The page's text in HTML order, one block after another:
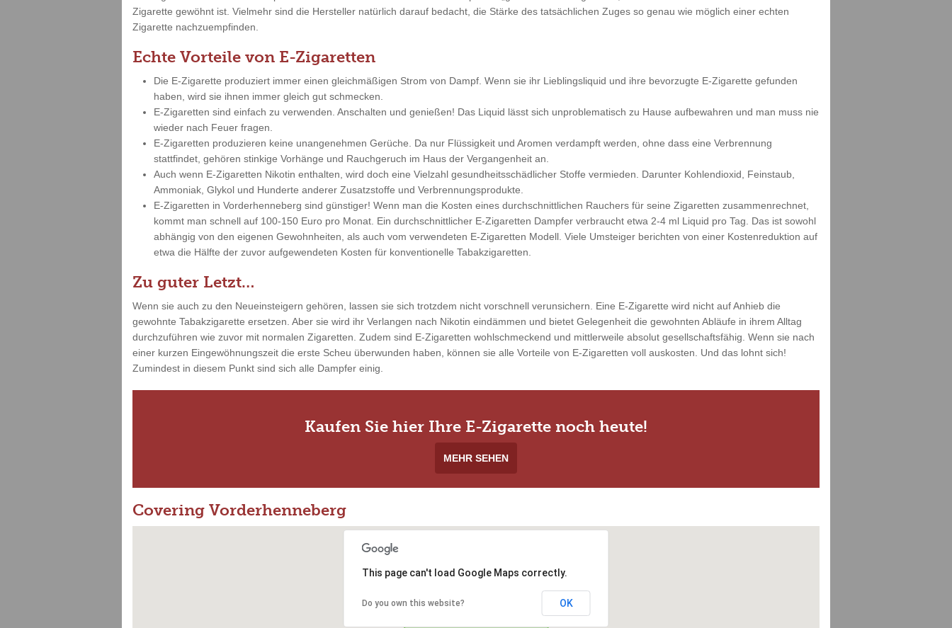
Zigarette gewöhnt ist. Vielmehr sind die Hersteller natürlich darauf bedacht, die Stärke des tatsächlichen Zuges so genau wie möglich einer echten
Zigarette nachzuempfinden.
Echte Vorteile von E-Zigaretten
Die E-Zigarette produziert immer einen gleichmäßigen Strom von Dampf. Wenn sie ihr Lieblingsliquid und ihre bevorzugte E-Zigarette gefunden
haben, wird sie ihnen immer gleich gut schmecken.
E-Zigaretten sind einfach zu verwenden. Anschalten und genießen! Das Liquid lässt sich unproblematisch zu Hause aufbewahren und man muss nie
wieder nach Feuer fragen.
E-Zigaretten produzieren keine unangenehmen Gerüche. Da nur Flüssigkeit und Aromen verdampft werden, ohne dass eine Verbrennung
stattfindet, gehören stinkige Vorhänge und Rauchgeruch im Haus der Vergangenheit an.
Auch wenn E-Zigaretten Nikotin enthalten, wird doch eine Vielzahl gesundheitsschädlicher Stoffe vermieden. Darunter Kohlendioxid, Feinstaub,
Ammoniak, Glykol und Hunderte anderer Zusatzstoffe und Verbrennungsprodukte.
E-Zigaretten in Vorderhenneberg sind günstiger! Wenn man die Kosten eines durchschnittlichen Rauchers für seine Zigaretten zusammenrechnet,
kommt man schnell auf 100-150 Euro pro Monat. Ein durchschnittlicher E-Zigaretten Dampfer verbraucht etwa 2-4 ml Liquid pro Tag. Das ist sowohl
abhängig von den eigenen Gewohnheiten, als auch vom verwendeten E-Zigaretten Modell. Viele Umsteiger berichten von einer Kostenreduktion auf
etwa die Hälfte der zuvor aufgewendeten Kosten für konventionelle Tabakzigaretten.
Zu guter Letzt…
Wenn sie auch zu den Neueinsteigern gehören, lassen sie sich trotzdem nicht vorschnell verunsichern. Eine E-Zigarette wird nicht auf Anhieb die
gewohnte Tabakzigarette ersetzen. Aber sie wird ihr Verlangen nach Nikotin eindämmen und bietet Gelegenheit die gewohnten Abläufe in ihrem Alltag
durchzuführen wie zuvor mit normalen Zigaretten. Zudem sind E-Zigaretten wohlschmeckend und mittlerweile absolut gesellschaftsfähig. Wenn sie nach
einer kurzen Eingewöhnungszeit die erste Scheu überwunden haben, können sie alle Vorteile von E-Zigaretten voll auskosten. Und das lohnt sich!
Zumindest in diesem Punkt sind sich alle Dampfer einig.
Kaufen Sie hier Ihre E-Zigarette noch heute!
MEHR SEHEN
Covering Vorderhenneberg
This page can't load Google Maps correctly.
Do you own this website? OK